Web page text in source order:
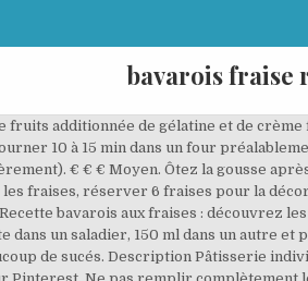
bavarois fraise
parfait avec les petites fraises de mon primeur !! Au robot culinaire ou au mélangeur, réduire les fraises en purée lisse avec le sucre. Ma recette facile et rapide de charlotte aux fraises. Si vous n’avez pas de mascarpone, vous pouvez ajouter 200 ml de crème pour le remplacer. Une fois froid, verser le miroir sur le bavarois puis réserver au réfrigérateur 2h afin qu'il gélifie. Recette créée le lundi 30 mars 2020 à 14h04. Incorporer la crème fouettée à la préparation aux fraises en pliant. Positionner les fraises au centre du bavarois, comme sur la photo. 9. Recette bavarois aux fraises : découvrez les ingrédients, ustensiles et étapes de préparation J’ai opté pour une génoise légère garnie d’une mousse aux fraises. C'est un dessert parfait pour les grandes occasions ! Ingrédients (Convertir les mesures ou températures...). 18/ Pour démoulez le bavarois, passer un couteau lisse tout autour du cercle pour décoller les mousses et retirez le cercle. Ajouter les feuilles de gélatine préalablement hydratées. On peut mettre des morceaux fraises dans la crème ou pour décorer. Découvrez la recette de Bavarois aux framboises avec Femme Actuelle Le MAG Bavarois fraise/vanille mascarpone/chocolat blanc bleuté . 3. Tournez le plat de façon à le répartir uniformément. Verser dans le moule sur le gâteau. Description Pâtisserie individuelle: Bavarois Citron Fraise Chocolat Blanc. Bavarois aux fraises tagada | cuisine az recettes que vous adorerez. Pour la finition aux fraises: chauffer doucement les 200 g de coulis de fraises. Verser ensuite dans le restant du lait. Mais là nâétait pas le but de cette recette, je voulais une charlotte aux fraises facile à faire et rapide aussi. Choisissez parmi des centaines de recettes de Bavarois aux fraises tagada | cuisine az, recettes qui seront faciles et rapides … Retirer du feu et y dissoudre les 3 g de gélatine préalablement ramollie dans de l’eau glacée. 20 min. ont bien été ajoutés à votre liste de courses. Faite chauffer le reste de purée de fraise avec le reste de sucre a 50°C, tout en mélangeant puis retirer du feu. Je sauvegarde mes recettes et je les consulte dans mon carnet de recettes. Beau et printanier, le bavarois à la framboise est excellent. Voir plus d'idées sur le thème recette, recettes de cuisine, bavarois fraise. Mélanger. Mettre 2 feuilles de gélatine dans de l'eau froide, pendant 10 minutes. J'ai utilisé un cercle à pâtisserie.Mon 1er bavarois de ma vie, contente du résultat !!!! 4.5/5 (4 votes), 5 Commentaires. Recette de bavarois aux fraises au Thermomix TM31,